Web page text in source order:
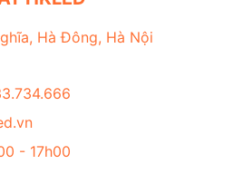
Hà Đông, Hà Nội
- 17h00